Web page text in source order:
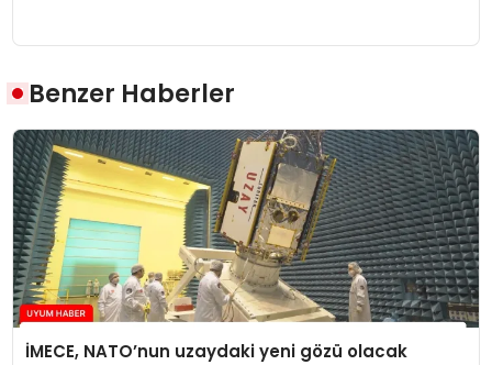
Benzer Haberler
İMECE, NATO’nun uzaydaki yeni gözü olacak